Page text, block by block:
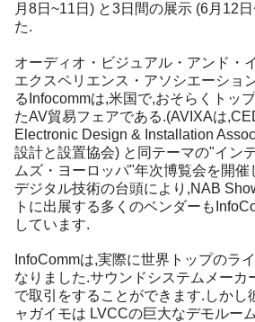
月8日~11日) と3日間の展示 (6月12
た.
オーディオ・ビジュアル・アンド・
エクスペリエンス・アソシエーショ
るInfocommは,米国で,おそらくトッ
たAV貿易フェアである.(AVIXAは
Electronic Design & Installation
設計と設置協会) と同テーマの"イン
ムズ・ヨーロッパ"年次博覧会を開催
デジタル技術の台頭により,NAB
トに出展する多くのベンダーも
しています.
InfoCommは,実際に世界トップのラ
なりました.サウンドシステムメーカ
で取引をすることができます.しかし
ャガイモは LVCCの巨大なデモルー